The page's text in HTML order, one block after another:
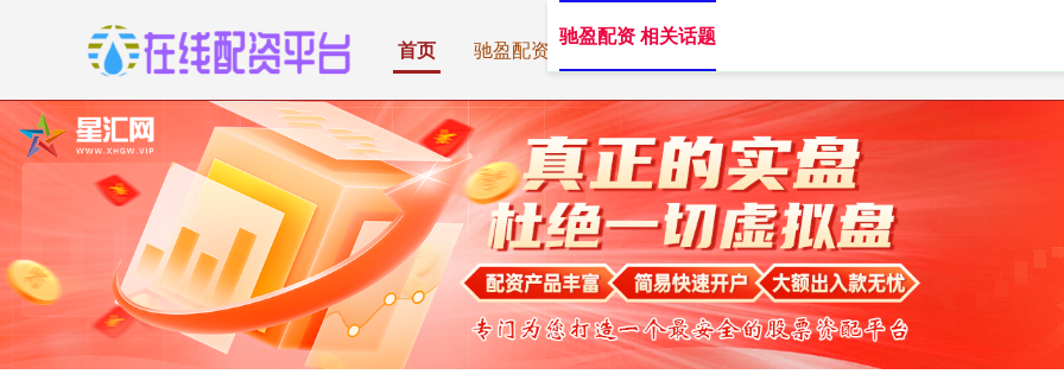
首页 驰盈配资 股市场外配资
驰盈配资 相关话题